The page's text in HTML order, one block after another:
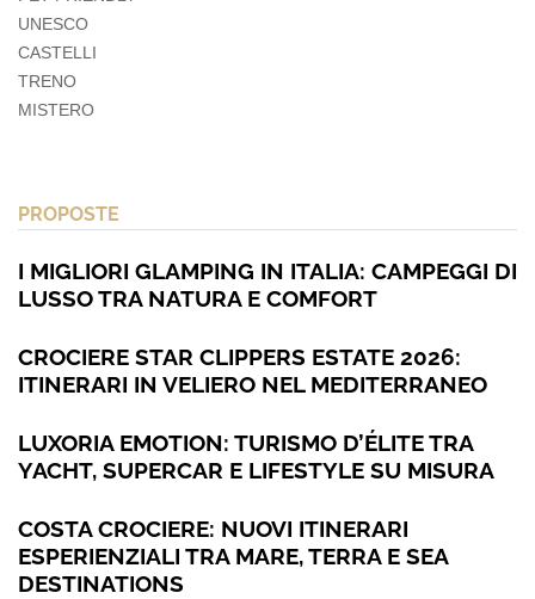
UNESCO
CASTELLI
TRENO
MISTERO
PROPOSTE
I MIGLIORI GLAMPING IN ITALIA: CAMPEGGI DI
LUSSO TRA NATURA E COMFORT
CROCIERE STAR CLIPPERS ESTATE 2026:
ITINERARI IN VELIERO NEL MEDITERRANEO
LUXORIA EMOTION: TURISMO D’ÉLITE TRA
YACHT, SUPERCAR E LIFESTYLE SU MISURA
COSTA CROCIERE: NUOVI ITINERARI
ESPERIENZIALI TRA MARE, TERRA E SEA
DESTINATIONS